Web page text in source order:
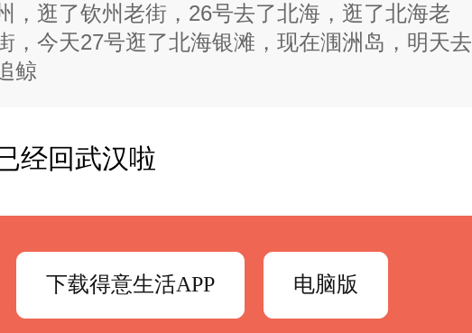
，逛了钦州老街，26号去了北海，逛了北海老
，今天27号逛了北海银滩，现在涠洲岛，明天去
鲸
经回武汉啦
下载得意生活APP 电脑版